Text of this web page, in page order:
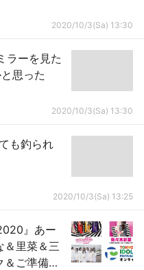
2020/10/3(Sa) 13:30
ラーを見た
思った
2020/10/3(Sa) 13:30
も釣られ
2020/10/3(Sa) 13:25
』あー
＆里菜＆三
＆ご準備